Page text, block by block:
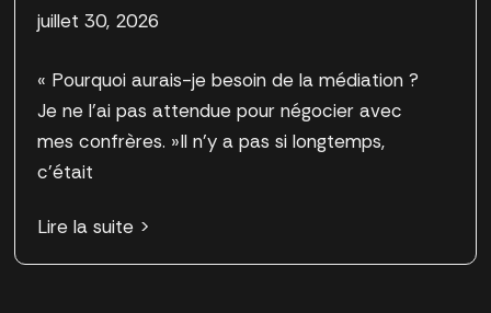
juillet 30, 2026
« Pourquoi aurais-je besoin de la médiation ?
Je ne l’ai pas attendue pour négocier avec
mes confrères. »Il n’y a pas si longtemps,
c’était
Lire la suite >